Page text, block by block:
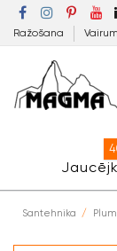
Ražošana
Santehnika